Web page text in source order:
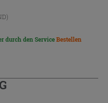
)
durch den ServiceBestellen